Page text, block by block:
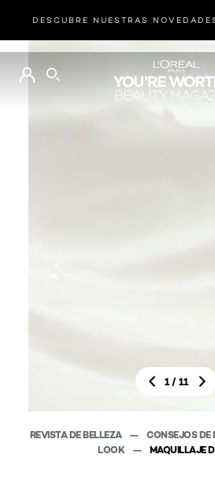
DESCUBRE NUESTRAS
BUSCAR
1 / 11
REVISTA DE BELLEZA
CONSEJOS DE
LOOK
MAQUILLAJE